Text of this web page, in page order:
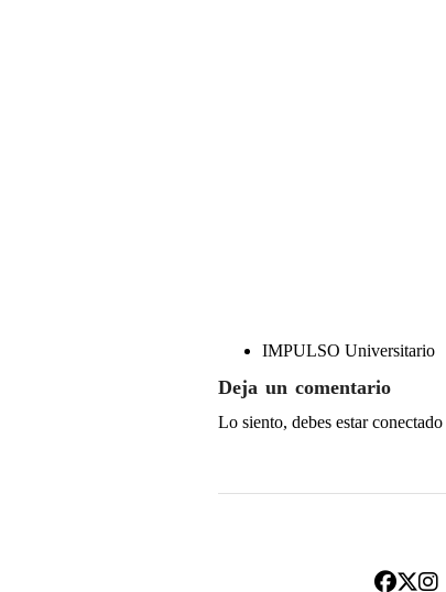
IMPULSO Universitario
Deja un comentario
Lo siento, debes estarconectado